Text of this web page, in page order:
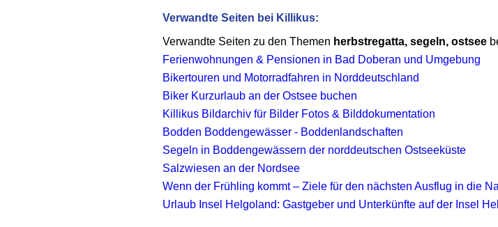
Verwandte Seiten bei Killikus:
Verwandte Seiten zu den Themen herbstregatta, segeln, ostsee
Ferienwohnungen & Pensionen in Bad Doberan und Umgebung
Bikertouren und Motorradfahren in Norddeutschland
Biker Kurzurlaub an der Ostsee buchen
Killikus Bildarchiv für Bilder Fotos & Bilddokumentation
Bodden Boddengewässer - Boddenlandschaften
Segeln in Boddengewässern der norddeutschen Ostseeküste
Salzwiesen an der Nordsee
Wenn der Frühling kommt – Ziele für den nächsten Ausflug in die
Urlaub Insel Helgoland: Gastgeber und Unterkünfte auf der Insel